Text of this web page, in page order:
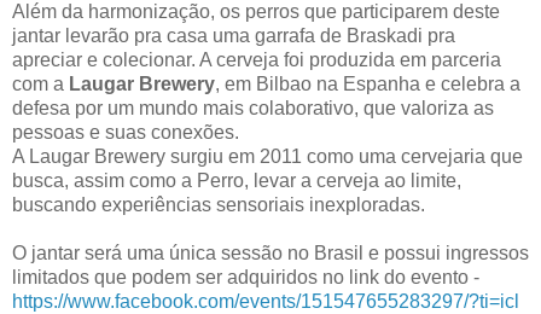
Além da harmonização, os perros que participarem deste
jantar levarão pra casa uma garrafa de Braskadi pra
apreciar e colecionar. A cerveja foi produzida em parceria
com a Laugar Brewery, em Bilbao na Espanha e celebra a
defesa por um mundo mais colaborativo, que valoriza as
pessoas e suas conexões.
A Laugar Brewery surgiu em 2011 como uma cervejaria que
busca, assim como a Perro, levar a cerveja ao limite,
buscando experiências sensoriais inexploradas.
O jantar será uma única sessão no Brasil e possui ingressos
limitados que podem ser adquiridos no link do evento -
https://www.facebook.com/events/151547655283297/?ti=icl